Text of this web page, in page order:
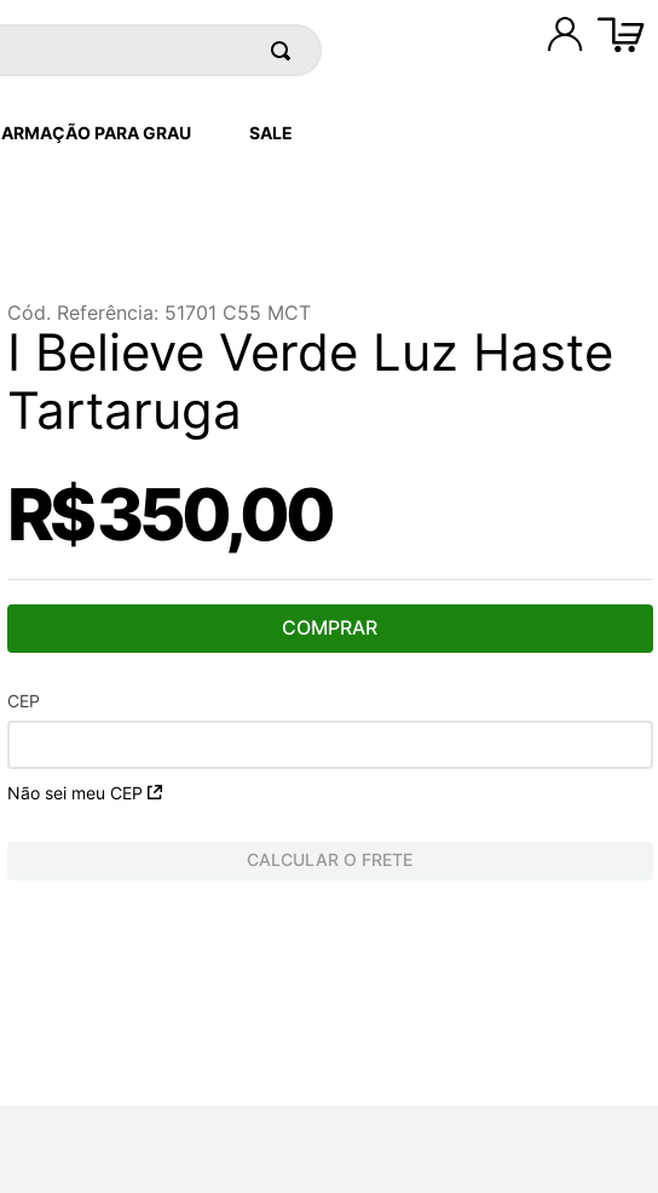
ARMAÇÃO PARA GRAU SALE
Cód. Referência: 51701 C55 MCT
I Believe Verde Luz Haste
Tartaruga
R$350,00
COMPRAR
CEP
Não sei meu CEP
CALCULAR O FRETE